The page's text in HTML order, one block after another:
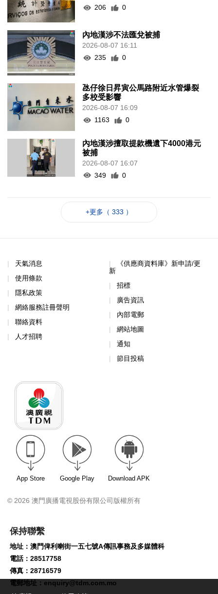
206
0
內地漢涉不法匯兌被捕
2026-08-07 16:11
235
0
氹仔徐日昇寅公馬路附近水管爆裂
多校受影響
2026-08-07 16:09
1163
0
內地漢涉擅取提款機遺下4000港元
被捕
2026-08-07 16:07
349
0
+更多（ 333 ）
天氣消息
使用條款
隱私政策
網絡服務註冊聲明
聯絡資料
人才招聘
《供應商資料庫》新申請/更
新
招標
廣告資訊
內部電郵
網站地圖
通知
節目投稿
App Store Google Play Download APK
© 2026 澳門廣播電視股份有限公司版權所有
保持聯繫
地址：澳門俾利喇街一五七號A傳訊事務及多媒體科
電話：28517758
傳真：28716579
電郵地址： enquiry@tdm.com.mo